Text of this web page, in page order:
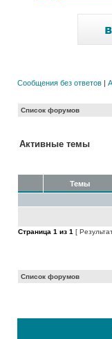
Сообщения без ответов |
Список форумов
Активные темы
Темы
Страница 1 из 1 [
Список форумов